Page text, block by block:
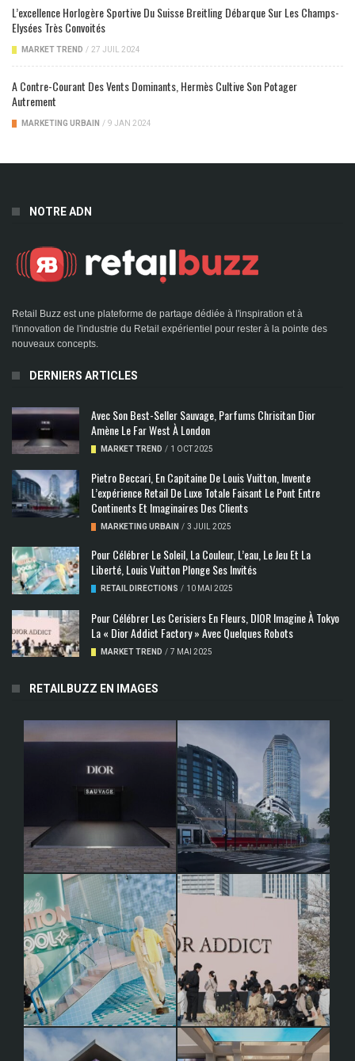
L’excellence Horlogère Sportive Du Suisse Breitling Débarque Sur Les Champs-
Elysées Très Convoités
MARKET TREND / 27 JUIL 2024
A Contre-Courant Des Vents Dominants, Hermès Cultive Son Potager
Autrement
MARKETING URBAIN / 9 JAN 2024
NOTRE ADN
Retail Buzz est une plateforme de partage dédiée à l'inspiration et à
l'innovation de l'industrie du Retail expérientiel pour rester à la pointe des
nouveaux concepts.
DERNIERS ARTICLES
Avec Son Best-Seller Sauvage, Parfums Chrisitan Dior
Amène Le Far West À London
MARKET TREND / 1 OCT 2025
Pietro Beccari, En Capitaine De Louis Vuitton, Invente
L’expérience Retail De Luxe Totale Faisant Le Pont Entre
Continents Et Imaginaires Des Clients
MARKETING URBAIN / 3 JUIL 2025
Pour Célébrer Le Soleil, La Couleur, L’eau, Le Jeu Et La
Liberté, Louis Vuitton Plonge Ses Invités
RETAIL DIRECTIONS / 10 MAI 2025
Pour Célébrer Les Cerisiers En Fleurs, DIOR Imagine À Tokyo
La « Dior Addict Factory » Avec Quelques Robots
MARKET TREND / 7 MAI 2025
RETAILBUZZ EN IMAGES